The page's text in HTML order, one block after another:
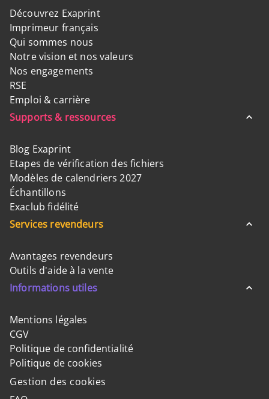
Découvrez Exaprint
Imprimeur français
Qui sommes nous
Notre vision et nos valeurs
Nos engagements
RSE
Emploi & carrière
Supports & ressources
Blog Exaprint
Etapes de vérification des fichiers
Modèles de calendriers 2027
Échantillons
Exaclub fidélité
Services revendeurs
Avantages revendeurs
Outils d'aide à la vente
Informations utiles
Mentions légales
CGV
Politique de confidentialité
Politique de cookies
Gestion des cookies